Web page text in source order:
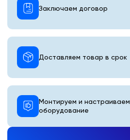
Монтируем и настраиваем
оборудование
Доставляем товар в срок
Заключаем договор